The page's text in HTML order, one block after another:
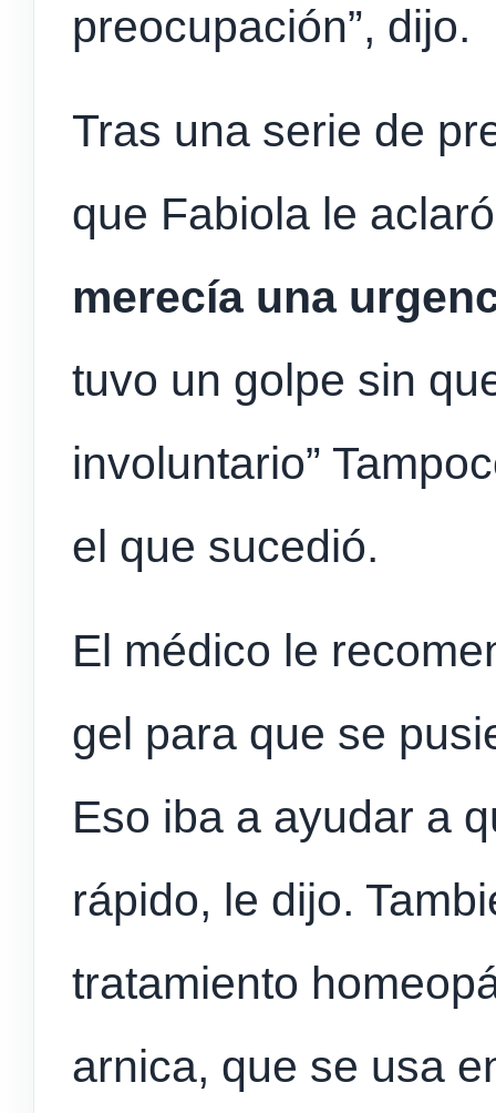
preocupación”, dijo.
Tras una serie de
que Fabiola le
merecía una
tuvo un golpe sin
involuntario”
el que sucedió.
El médico le
gel para que se
Eso iba a ayudar a
rápido, le dijo.
tratamiento
arnica, que se usa